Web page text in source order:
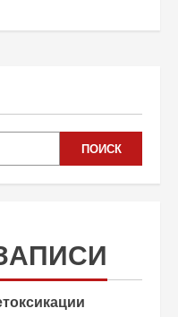
ПОИСК